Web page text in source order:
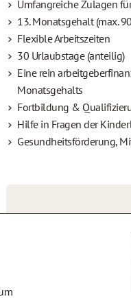
Umfangreiche Zulagen
13. Monatsgehalt (max.
Flexible Arbeitszeiten
30 Urlaubstage (anteilig)
Eine rein
Monatsgehalts
Fortbildung &
Hilfe in Fragen der
Gesundheitsförderung,